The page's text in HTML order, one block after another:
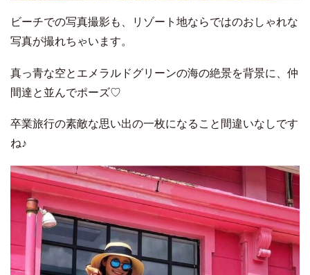
ビーチでの写真撮影も、リゾート地ならではのおしゃれな
写真が撮れちゃいます。
真っ青な空とエメラルドグリーンの海の絶景を背景に、仲
間達と並んでポーズ♡
卒業旅行の素敵な思い出の一枚になること間違いなしです
ね♪